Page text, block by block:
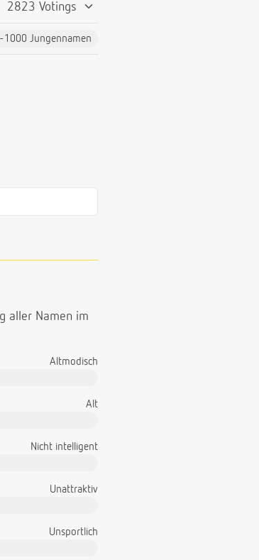
2823 Votings
1000 Jungennamen
aller Namen im
Altmodisch
Alt
Nicht intelligent
Unattraktiv
Unsportlich